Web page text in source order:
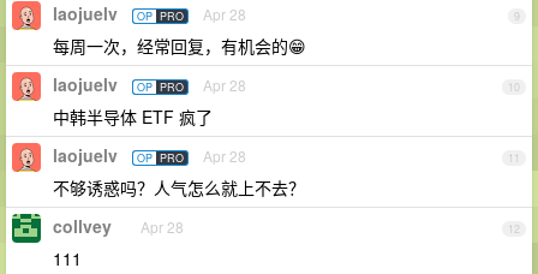
9
laojuelv OP PRO Apr 28
每周一次，经常回复，有机会的😁
10
laojuelv OP PRO Apr 28
中韩半导体 ETF 疯了
11
laojuelv OP PRO Apr 28
不够诱惑吗？人气怎么就上不去？
12
collvey Apr 28
111